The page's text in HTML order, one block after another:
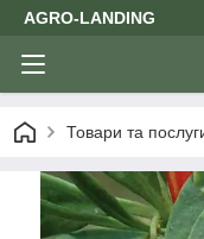
AGRO-LANDING
Товари та